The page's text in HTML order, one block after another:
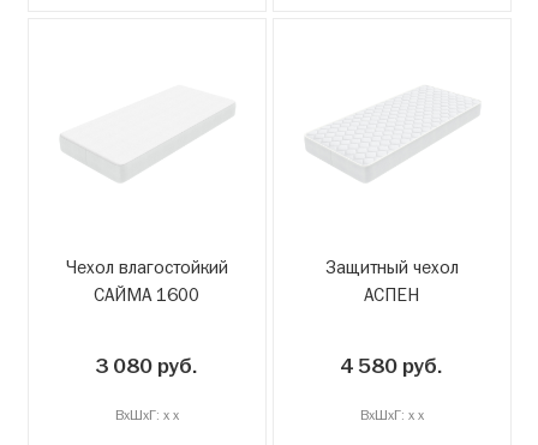
Чехол влагостойкий
САЙМА 1600
3 080 руб.
ВxШxГ: x x
Защитный чехол
АСПЕН
4 580 руб.
ВxШxГ: x x